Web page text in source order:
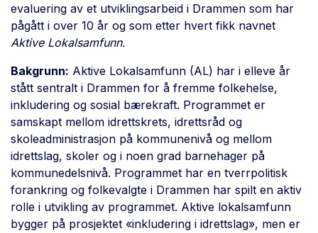
evaluering av et utviklingsarbeid i Drammen som har
pågått i over 10 år og som etter hvert fikk navnet
Aktive Lokalsamfunn.
Bakgrunn: Aktive Lokalsamfunn (AL) har i elleve år
stått sentralt i Drammen for å fremme folkehelse,
inkludering og sosial bærekraft. Programmet er
samskapt mellom idrettskrets, idrettsråd og
skoleadministrasjon på kommunenivå og mellom
idrettslag, skoler og i noen grad barnehager på
kommunedelsnivå. Programmet har en tverrpolitisk
forankring og folkevalgte i Drammen har spilt en aktiv
rolle i utvikling av programmet. Aktive lokalsamfunn
bygger på prosjektet «inkludering i idrettslag», men er